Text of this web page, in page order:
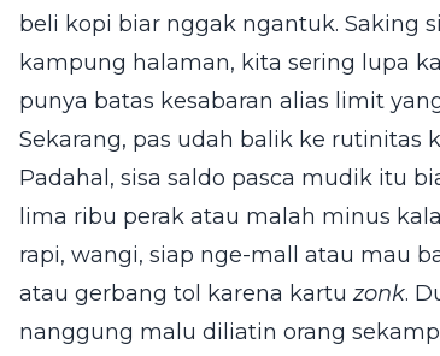
beli kopi biar nggak ngantuk. Saking
kampung halaman, kita sering lupa
punya batas kesabaran alias limit
Sekarang, pas udah balik ke rutinitas
Padahal, sisa saldo pasca mudik itu
lima ribu perak atau malah minus
rapi, wangi, siap nge-mall atau mau
atau gerbang tol karena kartu zonk.
nanggung malu diliatin orang